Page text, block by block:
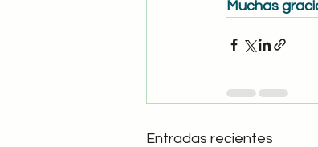
Muchas
Entradas recientes